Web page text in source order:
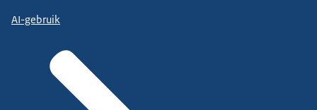
AI-gebruik